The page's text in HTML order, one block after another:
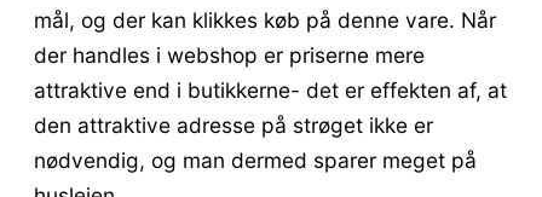
mål, og der kan klikkes køb på denne vare. Når
der handles i webshop er priserne mere
attraktive end i butikkerne- det er effekten af, at
den attraktive adresse på strøget ikke er
nødvendig, og man dermed sparer meget på